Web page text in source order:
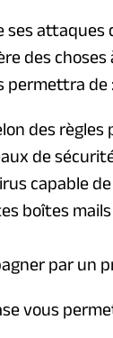
attaques
des
permettra de :
des règles
de
capable
boîtes
par un
vous